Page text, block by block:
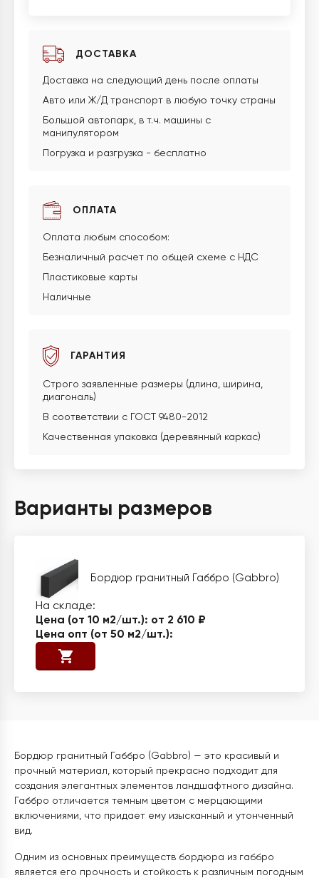
ДОСТАВКА
Доставка на следующий день после оплаты
Авто или Ж/Д транспорт в любую точку страны
Большой автопарк, в т.ч. машины с
манипулятором
Погрузка и разгрузка - бесплатно
ОПЛАТА
Оплата любым способом:
Безналичный расчет по общей схеме с НДС
Пластиковые карты
Наличные
ГАРАНТИЯ
Строго заявленные размеры (длина, ширина,
диагональ)
В соответствии с ГОСТ 9480-2012
Качественная упаковка (деревянный каркас)
Варианты размеров
Бордюр гранитный Габбро (Gabbro)
от 2 610 ₽
Бордюр гранитный Габбро (Gabbro) — это красивый и
прочный материал, который прекрасно подходит для
создания элегантных элементов ландшафтного дизайна.
Габбро отличается темным цветом с мерцающими
включениями, что придает ему изысканный и утонченный
вид.
Одним из основных преимуществ бордюра из габбро
является его прочность и стойкость к различным погодным